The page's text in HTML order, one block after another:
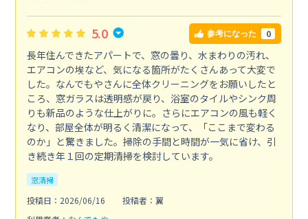
5.0 参考になった 0
長年住んできたアパートで、窓の曇り、水まわりの汚れ、
エアコンの埃など、気になる箇所がたくさんあって大変で
した。なんでもやさんに全体クリーニングをお願いしたと
ころ、窓ガラスは透明感が戻り、浴室のタイルやシンク周
りも新品のような仕上がりに。さらにエアコンの風も軽く
なり、部屋全体が明るく清潔になって、「ここまで変わる
のか」と驚きました。掃除の手間と時間が一気に省け、引
き続き年１回の定期清掃を検討しています。
窓清掃
投稿日：2026/06/16
投稿者：翼